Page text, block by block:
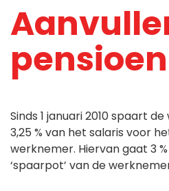
pensioen
Sinds 1 januari 2010 spaart
3,25 % van het salaris voor
werknemer. Hiervan gaat 3
‘spaarpot’ van de